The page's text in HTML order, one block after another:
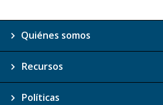
Quiénes somos
Recursos
Políticas